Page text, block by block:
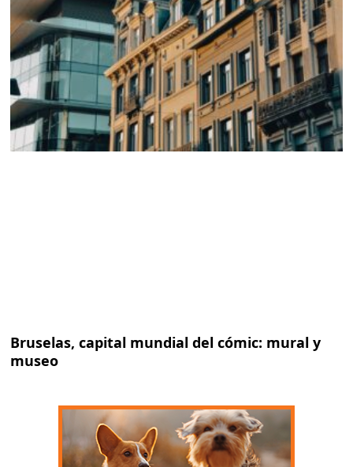
Bruselas, capital mundial del cómic: mural y
museo